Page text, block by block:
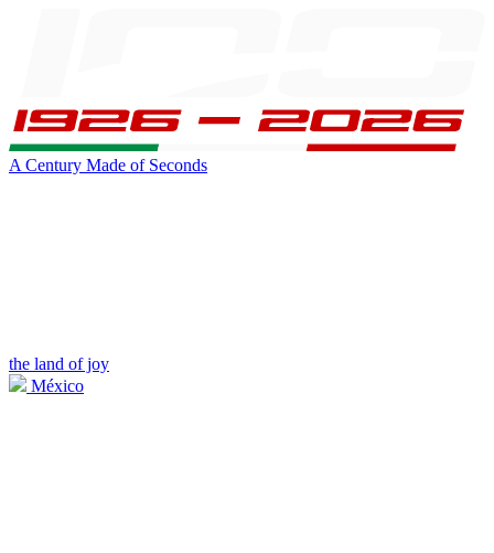
A Century Made of Seconds
the land of joy
México